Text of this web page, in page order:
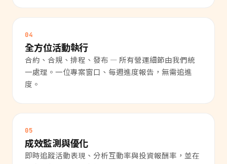
04
全方位活動執行
合約、合規、排程、發布 — 所有營運細節由我們統
一處理。一位專案窗口、每週進度報告，無需追進
度。
05
成效監測與優化
即時追蹤活動表現、分析互動率與投資報酬率，並在